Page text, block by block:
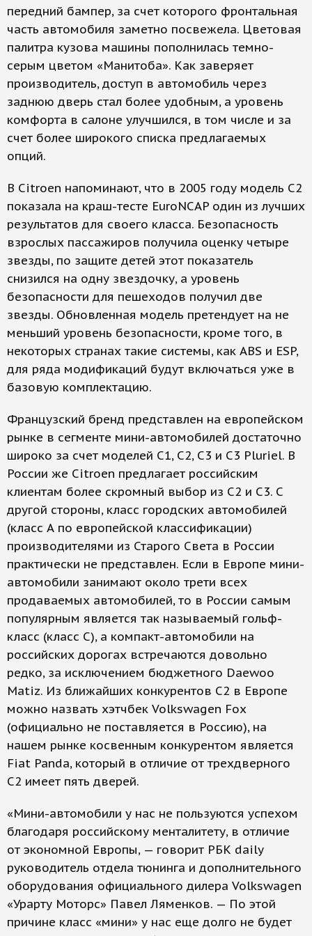
передний бампер, за счет которого фронтальная
часть автомобиля заметно посвежела. Цветовая
палитра кузова машины пополнилась темно-
серым цветом «Манитоба». Как заверяет
производитель, доступ в автомобиль через
заднюю дверь стал более удобным, а уровень
комфорта в салоне улучшился, в том числе и за
счет более широкого списка предлагаемых
опций.
В Citroen напоминают, что в 2005 году модель С2
показала на краш-тесте EuroNCAP один из лучших
результатов для своего класса. Безопасность
взрослых пассажиров получила оценку четыре
звезды, по защите детей этот показатель
снизился на одну звездочку, а уровень
безопасности для пешеходов получил две
звезды. Обновленная модель претендует на не
меньший уровень безопасности, кроме того, в
некоторых странах такие системы, как ABS и ESP,
для ряда модификаций будут включаться уже в
базовую комплектацию.
Французский бренд представлен на европейском
рынке в сегменте мини-автомобилей достаточно
широко за счет моделей C1, C2, C3 и C3 Pluriel. В
России же Сitroen предлагает российским
клиентам более скромный выбор из С2 и C3. С
другой стороны, класс городских автомобилей
(класс А по европейской классификации)
производителями из Старого Света в России
практически не представлен. Если в Европе мини-
автомобили занимают около трети всех
продаваемых автомобилей, то в России самым
популярным является так называемый гольф-
класс (класс С), а компакт-автомобили на
российских дорогах встречаются довольно
редко, за исключением бюджетного Daewoo
Matiz. Из ближайших конкурентов С2 в Европе
можно назвать хэтчбек Volkswagen Fox
(официально не поставляется в Россию), на
нашем рынке косвенным конкурентом является
Fiat Pandа, который в отличие от трехдверного
C2 имеет пять дверей.
«Мини-автомобили у нас не пользуются успехом
благодаря российскому менталитету, в отличие
от экономной Европы, — говорит РБК daily
руководитель отдела тюнинга и дополнительного
оборудования официального дилера Volkswagen
«Урарту Моторс» Павел Ляменков. — По этой
причине класс «мини» у нас еще долго не будет